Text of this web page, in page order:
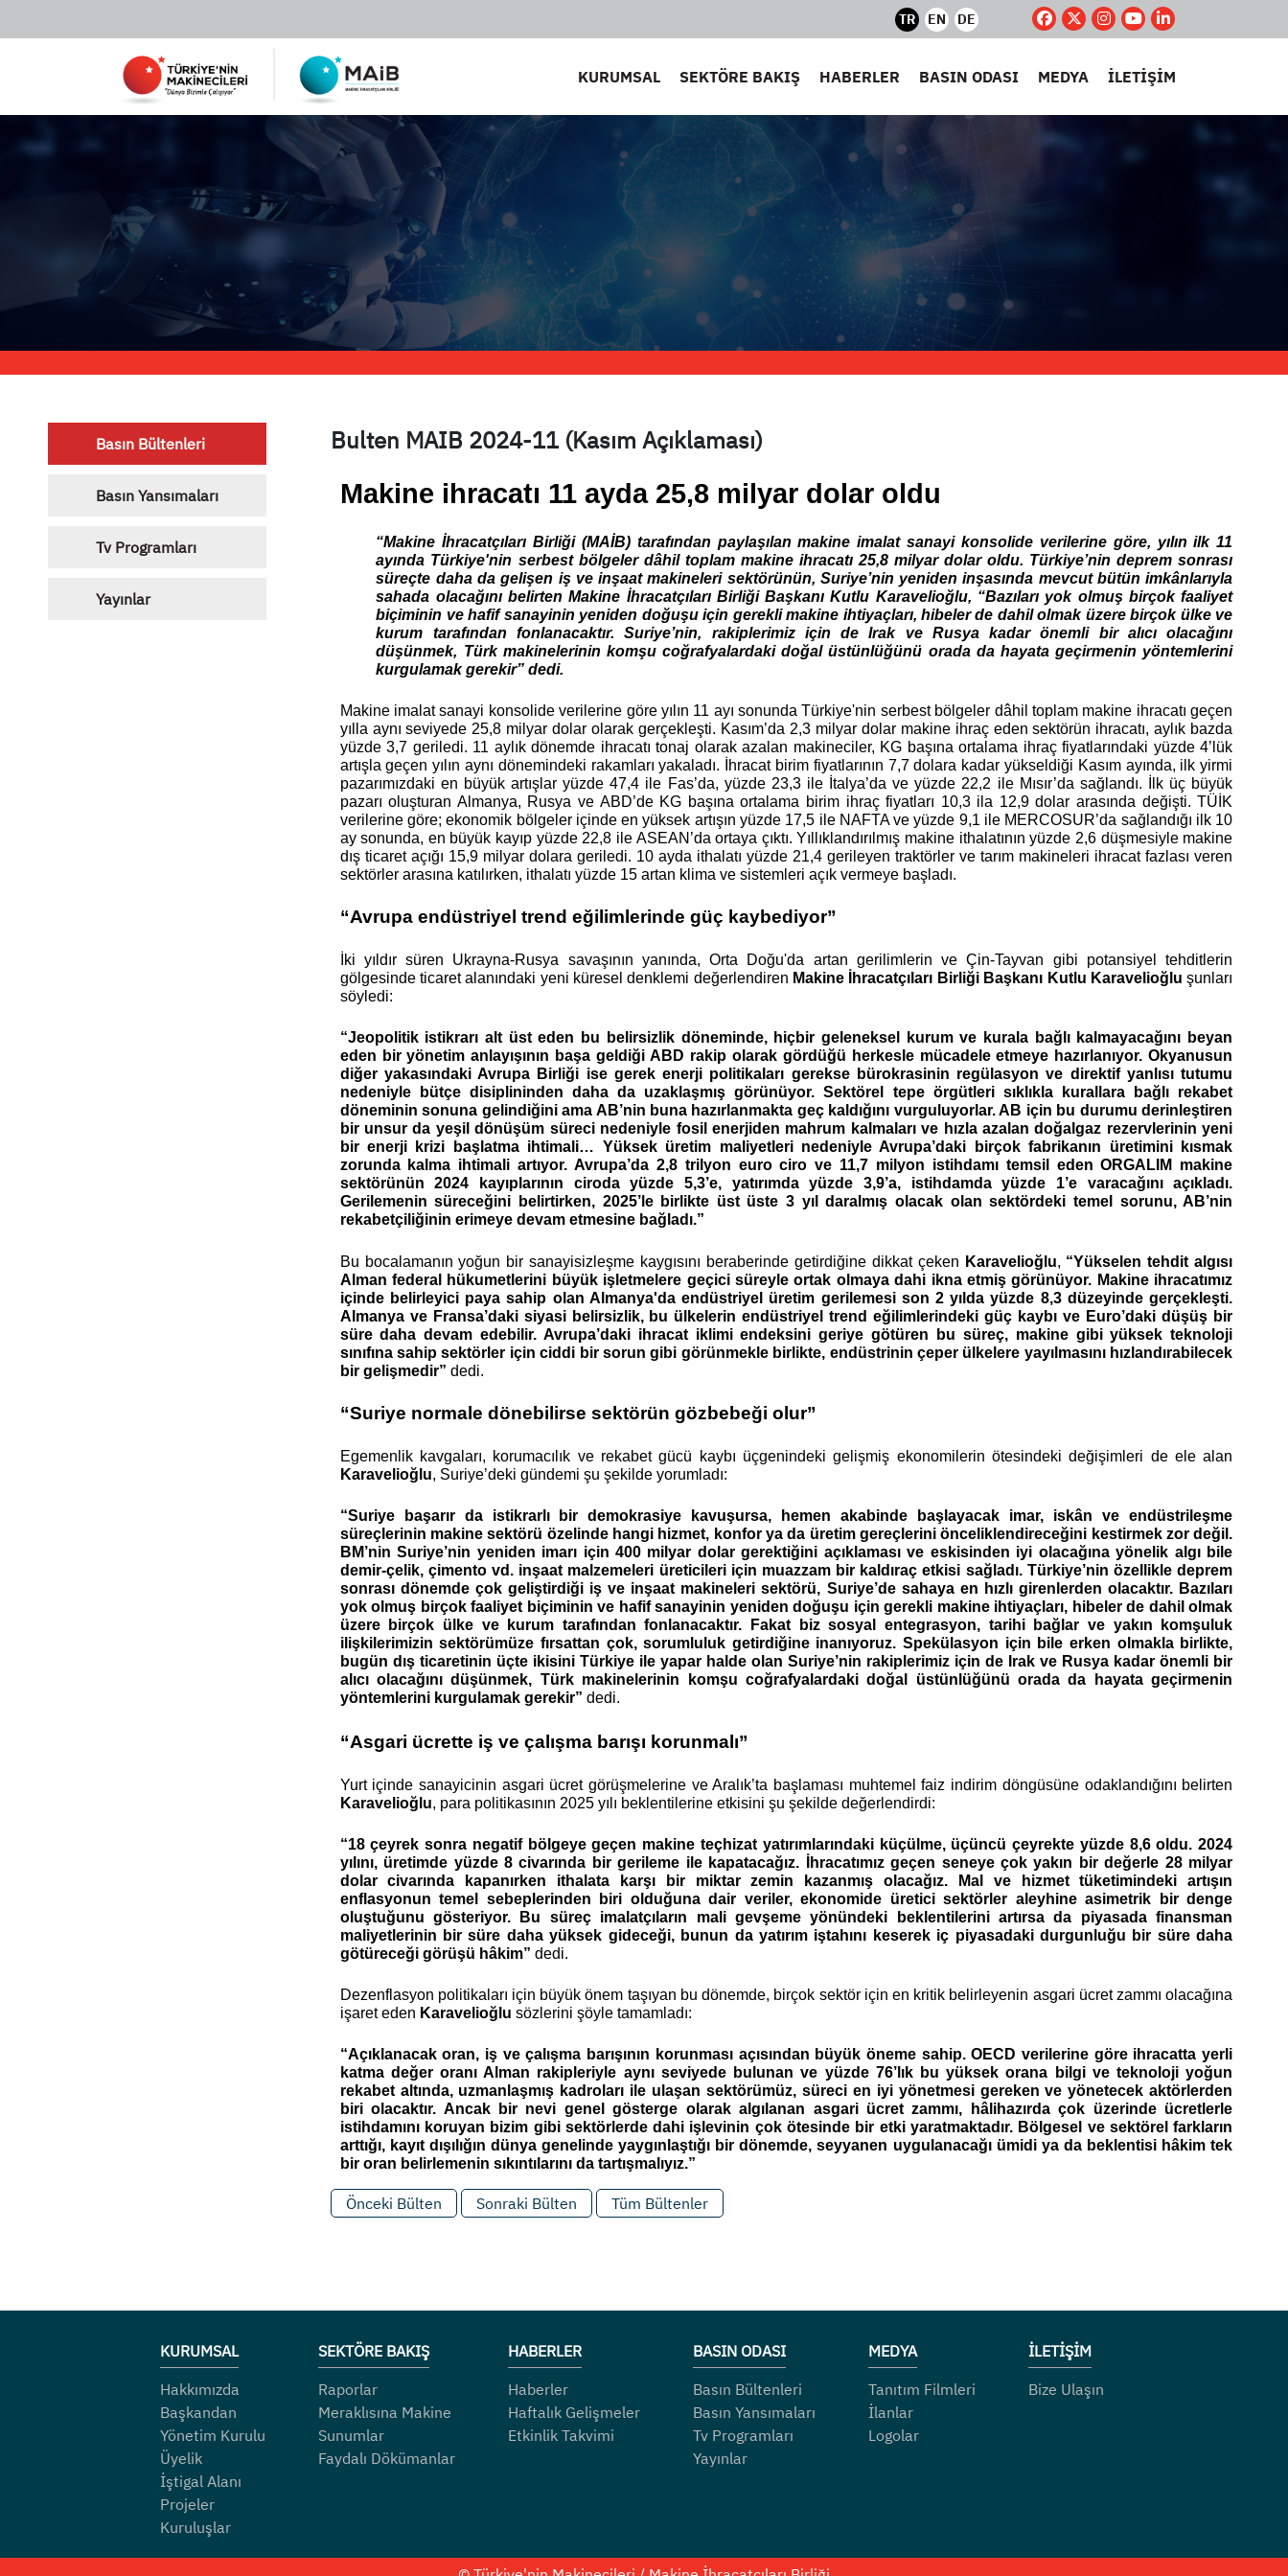
TR EN DE
KURUMSAL SEKTÖRE BAKIŞ HABERLER BASIN ODASI MEDYA İLETİŞİM
Basın Bültenleri
Basın Yansımaları
Tv Programları
Yayınlar
Bulten MAIB 2024-11 (Kasım Açıklaması)
Makine ihracatı 11 ayda 25,8 milyar dolar oldu
“Makine İhracatçıları Birliği (MAİB) tarafından paylaşılan makine imalat sanayi konsolide verilerine göre, yılın ilk 11
ayında Türkiye'nin serbest bölgeler dâhil toplam makine ihracatı 25,8 milyar dolar oldu. Türkiye’nin deprem sonrası
süreçte daha da gelişen iş ve inşaat makineleri sektörünün, Suriye’nin yeniden inşasında mevcut bütün imkânlarıyla
sahada olacağını belirten Makine İhracatçıları Birliği Başkanı Kutlu Karavelioğlu, “Bazıları yok olmuş birçok faaliyet
biçiminin ve hafif sanayinin yeniden doğuşu için gerekli makine ihtiyaçları, hibeler de dahil olmak üzere birçok ülke ve
kurum tarafından fonlanacaktır. Suriye’nin, rakiplerimiz için de Irak ve Rusya kadar önemli bir alıcı olacağını
düşünmek, Türk makinelerinin komşu coğrafyalardaki doğal üstünlüğünü orada da hayata geçirmenin yöntemlerini
kurgulamak gerekir” dedi.
Makine imalat sanayi konsolide verilerine göre yılın 11 ayı sonunda Türkiye'nin serbest bölgeler dâhil toplam makine ihracatı geçen
yılla aynı seviyede 25,8 milyar dolar olarak gerçekleşti. Kasım’da 2,3 milyar dolar makine ihraç eden sektörün ihracatı, aylık bazda
yüzde 3,7 geriledi. 11 aylık dönemde ihracatı tonaj olarak azalan makineciler, KG başına ortalama ihraç fiyatlarındaki yüzde 4’lük
artışla geçen yılın aynı dönemindeki rakamları yakaladı. İhracat birim fiyatlarının 7,7 dolara kadar yükseldiği Kasım ayında, ilk yirmi
pazarımızdaki en büyük artışlar yüzde 47,4 ile Fas’da, yüzde 23,3 ile İtalya’da ve yüzde 22,2 ile Mısır’da sağlandı. İlk üç büyük
pazarı oluşturan Almanya, Rusya ve ABD’de KG başına ortalama birim ihraç fiyatları 10,3 ila 12,9 dolar arasında değişti. TÜİK
verilerine göre; ekonomik bölgeler içinde en yüksek artışın yüzde 17,5 ile NAFTA ve yüzde 9,1 ile MERCOSUR’da sağlandığı ilk 10
ay sonunda, en büyük kayıp yüzde 22,8 ile ASEAN’da ortaya çıktı. Yıllıklandırılmış makine ithalatının yüzde 2,6 düşmesiyle makine
dış ticaret açığı 15,9 milyar dolara geriledi. 10 ayda ithalatı yüzde 21,4 gerileyen traktörler ve tarım makineleri ihracat fazlası veren
sektörler arasına katılırken, ithalatı yüzde 15 artan klima ve sistemleri açık vermeye başladı.
“Avrupa endüstriyel trend eğilimlerinde güç kaybediyor”
İki yıldır süren Ukrayna-Rusya savaşının yanında, Orta Doğu'da artan gerilimlerin ve Çin-Tayvan gibi potansiyel tehditlerin
gölgesinde ticaret alanındaki yeni küresel denklemi değerlendiren Makine İhracatçıları Birliği Başkanı Kutlu Karavelioğlu şunları
söyledi:
“Jeopolitik istikrarı alt üst eden bu belirsizlik döneminde, hiçbir geleneksel kurum ve kurala bağlı kalmayacağını beyan
eden bir yönetim anlayışının başa geldiği ABD rakip olarak gördüğü herkesle mücadele etmeye hazırlanıyor. Okyanusun
diğer yakasındaki Avrupa Birliği ise gerek enerji politikaları gerekse bürokrasinin regülasyon ve direktif yanlısı tutumu
nedeniyle bütçe disiplininden daha da uzaklaşmış görünüyor. Sektörel tepe örgütleri sıklıkla kurallara bağlı rekabet
döneminin sonuna gelindiğini ama AB’nin buna hazırlanmakta geç kaldığını vurguluyorlar. AB için bu durumu derinleştiren
bir unsur da yeşil dönüşüm süreci nedeniyle fosil enerjiden mahrum kalmaları ve hızla azalan doğalgaz rezervlerinin yeni
bir enerji krizi başlatma ihtimali… Yüksek üretim maliyetleri nedeniyle Avrupa’daki birçok fabrikanın üretimini kısmak
zorunda kalma ihtimali artıyor. Avrupa’da 2,8 trilyon euro ciro ve 11,7 milyon istihdamı temsil eden ORGALIM makine
sektörünün 2024 kayıplarının ciroda yüzde 5,3’e, yatırımda yüzde 3,9’a, istihdamda yüzde 1’e varacağını açıkladı.
Gerilemenin süreceğini belirtirken, 2025’le birlikte üst üste 3 yıl daralmış olacak olan sektördeki temel sorunu, AB’nin
rekabetçiliğinin erimeye devam etmesine bağladı.”
Bu bocalamanın yoğun bir sanayisizleşme kaygısını beraberinde getirdiğine dikkat çeken Karavelioğlu, “Yükselen tehdit algısı
Alman federal hükumetlerini büyük işletmelere geçici süreyle ortak olmaya dahi ikna etmiş görünüyor. Makine ihracatımız
içinde belirleyici paya sahip olan Almanya'da endüstriyel üretim gerilemesi son 2 yılda yüzde 8,3 düzeyinde gerçekleşti.
Almanya ve Fransa’daki siyasi belirsizlik, bu ülkelerin endüstriyel trend eğilimlerindeki güç kaybı ve Euro’daki düşüş bir
süre daha devam edebilir. Avrupa’daki ihracat iklimi endeksini geriye götüren bu süreç, makine gibi yüksek teknoloji
sınıfına sahip sektörler için ciddi bir sorun gibi görünmekle birlikte, endüstrinin çeper ülkelere yayılmasını hızlandırabilecek
bir gelişmedir” dedi.
“Suriye normale dönebilirse sektörün gözbebeği olur”
Egemenlik kavgaları, korumacılık ve rekabet gücü kaybı üçgenindeki gelişmiş ekonomilerin ötesindeki değişimleri de ele alan
Karavelioğlu, Suriye’deki gündemi şu şekilde yorumladı:
“Suriye başarır da istikrarlı bir demokrasiye kavuşursa, hemen akabinde başlayacak imar, iskân ve endüstrileşme
süreçlerinin makine sektörü özelinde hangi hizmet, konfor ya da üretim gereçlerini önceliklendireceğini kestirmek zor değil.
BM’nin Suriye’nin yeniden imarı için 400 milyar dolar gerektiğini açıklaması ve eskisinden iyi olacağına yönelik algı bile
demir-çelik, çimento vd. inşaat malzemeleri üreticileri için muazzam bir kaldıraç etkisi sağladı. Türkiye’nin özellikle deprem
sonrası dönemde çok geliştirdiği iş ve inşaat makineleri sektörü, Suriye’de sahaya en hızlı girenlerden olacaktır. Bazıları
yok olmuş birçok faaliyet biçiminin ve hafif sanayinin yeniden doğuşu için gerekli makine ihtiyaçları, hibeler de dahil olmak
üzere birçok ülke ve kurum tarafından fonlanacaktır. Fakat biz sosyal entegrasyon, tarihi bağlar ve yakın komşuluk
ilişkilerimizin sektörümüze fırsattan çok, sorumluluk getirdiğine inanıyoruz. Spekülasyon için bile erken olmakla birlikte,
bugün dış ticaretinin üçte ikisini Türkiye ile yapar halde olan Suriye’nin rakiplerimiz için de Irak ve Rusya kadar önemli bir
alıcı olacağını düşünmek, Türk makinelerinin komşu coğrafyalardaki doğal üstünlüğünü orada da hayata geçirmenin
yöntemlerini kurgulamak gerekir” dedi.
“Asgari ücrette iş ve çalışma barışı korunmalı”
Yurt içinde sanayicinin asgari ücret görüşmelerine ve Aralık’ta başlaması muhtemel faiz indirim döngüsüne odaklandığını belirten
Karavelioğlu, para politikasının 2025 yılı beklentilerine etkisini şu şekilde değerlendirdi:
“18 çeyrek sonra negatif bölgeye geçen makine teçhizat yatırımlarındaki küçülme, üçüncü çeyrekte yüzde 8,6 oldu. 2024
yılını, üretimde yüzde 8 civarında bir gerileme ile kapatacağız. İhracatımız geçen seneye çok yakın bir değerle 28 milyar
dolar civarında kapanırken ithalata karşı bir miktar zemin kazanmış olacağız. Mal ve hizmet tüketimindeki artışın
enflasyonun temel sebeplerinden biri olduğuna dair veriler, ekonomide üretici sektörler aleyhine asimetrik bir denge
oluştuğunu gösteriyor. Bu süreç imalatçıların mali gevşeme yönündeki beklentilerini artırsa da piyasada finansman
maliyetlerinin bir süre daha yüksek gideceği, bunun da yatırım iştahını keserek iç piyasadaki durgunluğu bir süre daha
götüreceği görüşü hâkim” dedi.
Dezenflasyon politikaları için büyük önem taşıyan bu dönemde, birçok sektör için en kritik belirleyenin asgari ücret zammı olacağına
işaret eden Karavelioğlu sözlerini şöyle tamamladı:
“Açıklanacak oran, iş ve çalışma barışının korunması açısından büyük öneme sahip. OECD verilerine göre ihracatta yerli
katma değer oranı Alman rakipleriyle aynı seviyede bulunan ve yüzde 76’lık bu yüksek orana bilgi ve teknoloji yoğun
rekabet altında, uzmanlaşmış kadroları ile ulaşan sektörümüz, süreci en iyi yönetmesi gereken ve yönetecek aktörlerden
biri olacaktır. Ancak bir nevi genel gösterge olarak algılanan asgari ücret zammı, hâlihazırda çok üzerinde ücretlerle
istihdamını koruyan bizim gibi sektörlerde dahi işlevinin çok ötesinde bir etki yaratmaktadır. Bölgesel ve sektörel farkların
arttığı, kayıt dışılığın dünya genelinde yaygınlaştığı bir dönemde, seyyanen uygulanacağı ümidi ya da beklentisi hâkim tek
bir oran belirlemenin sıkıntılarını da tartışmalıyız.”
Önceki Bülten Sonraki Bülten Tüm Bültenler
KURUMSAL
Hakkımızda
Başkandan
Yönetim Kurulu
Üyelik
İştigal Alanı
Projeler
Kuruluşlar
SEKTÖRE BAKIŞ
Raporlar
Meraklısına Makine
Sunumlar
Faydalı Dökümanlar
HABERLER
Haberler
Haftalık Gelişmeler
Etkinlik Takvimi
BASIN ODASI
Basın Bültenleri
Basın Yansımaları
Tv Programları
Yayınlar
MEDYA
Tanıtım Filmleri
İlanlar
Logolar
İLETİŞİM
Bize Ulaşın